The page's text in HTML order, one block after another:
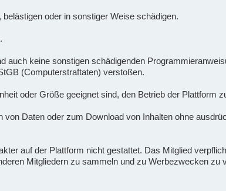
oder in sonstiger Weise schädigen.
keine sonstigen schädigenden
(Computerstraftaten) verstoßen.
oder Größe geeignet sind, den Betrieb der Plattform
Daten oder zum Download von Inhalten ohne
auf der Plattform nicht gestattet. Das Mitglied
Mitgliedern zu sammeln und zu Werbezwecken zu